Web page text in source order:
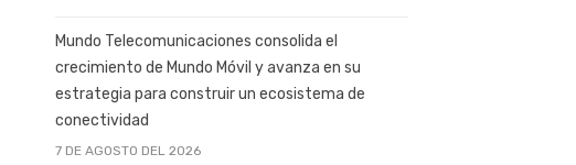
Mundo Telecomunicaciones consolida el
crecimiento de Mundo Móvil y avanza en su
estrategia para construir un ecosistema de
conectividad
7 DE AGOSTO DEL 2026